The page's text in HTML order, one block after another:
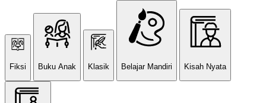
Fiksi Buku Anak Klasik Belajar Mandiri Kisah Nyata